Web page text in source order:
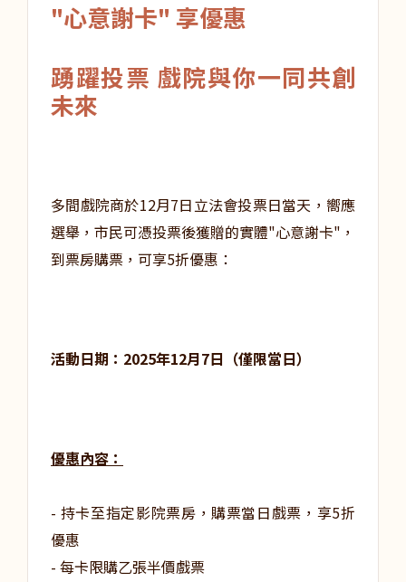
"心意謝卡" 享優惠
踴躍投票 戲院與你一同共創
未來
多間戲院商於12月7日立法會投票日當天，嚮應
選舉，市民可憑投票後獲贈的實體"心意謝卡"，
到票房購票，可享5折優惠：
活動日期：2025年12月7日（僅限當日）
優惠內容：
- 持卡至指定影院票房，購票當日戲票，享5折
優惠
- 每卡限購乙張半價戲票